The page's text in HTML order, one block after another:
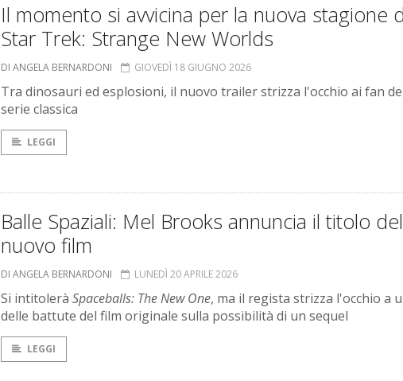
Il momento si avvicina per la nuova stagione
Star Trek: Strange New Worlds
DI ANGELA BERNARDONI GIOVEDÌ 18 GIUGNO 2026
Tra dinosauri ed esplosioni, il nuovo trailer strizza l'occhio ai fan
serie classica
LEGGI
Balle Spaziali: Mel Brooks annuncia il titolo del
nuovo film
DI ANGELA BERNARDONI LUNEDÌ 20 APRILE 2026
Si intitolerà Spaceballs: The New One, ma il regista strizza l'occhio a
delle battute del film originale sulla possibilità di un sequel
LEGGI